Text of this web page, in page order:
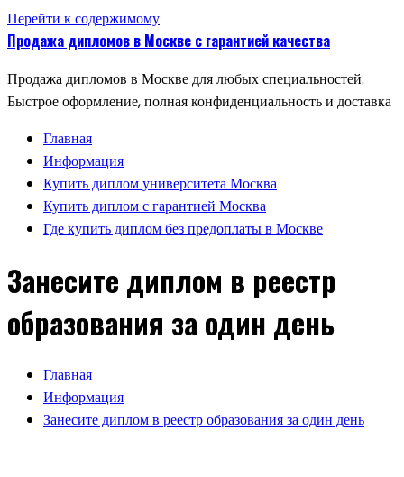
Перейти к содержимому
Продажа дипломов в Москве с гарантией качества
Продажа дипломов в Москве для любых специальностей.
Быстрое оформление, полная конфиденциальность и доставка
Главная
Информация
Купить диплом университета Москва
Купить диплом с гарантией Москва
Где купить диплом без предоплаты в Москве
Занесите диплом в реестр
образования за один день
Главная
Информация
Занесите диплом в реестр образования за один день